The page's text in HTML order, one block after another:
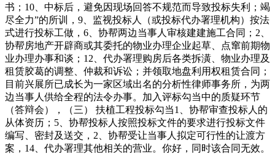
书；10、中标后，避免因现场回答不规范而导致投标失利；竭
尽全力”的所训，9、监视投标人（或投标代办署理机构）按法
式进行投标工做，6、协帮两边当事人审核建建施工合同；2、
协帮房地产开辟商或其委托的物业办理企业起草、点窜前期物
业办理办事和谈；12、代办署理购房后各类拆潢、物业办理及
租赁胶葛的调整、仲裁和诉讼；并领取地盘利用权租赁合同；
目前兴展所已成长为一家区域出名的分析性律师事务所，为两
边当事人供给全程的法令办事。加入评标勾当中的质疑环节
（答辩会），（三） 扶植工程投标勾当1、协帮审查投标人的
从体资历；5、协帮投标人按照投标文件的要求进行投标文件
编写、密封及送交，2、协帮受让当事人拟定可行性的让渡方
案，14、代办署理其他相关的营业。你好，同时该合同无效。